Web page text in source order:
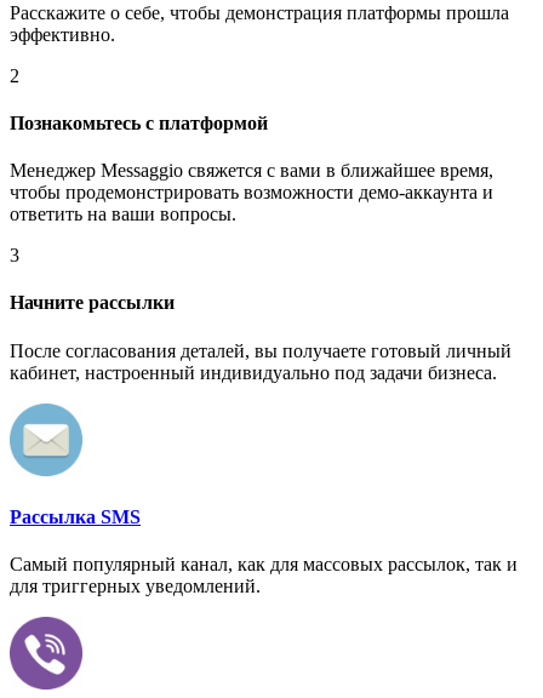
Расскажите о себе, чтобы демонстрация платформы прошла
эффективно.
2
Познакомьтесь с платформой
Менеджер Messaggio свяжется с вами в ближайшее время,
чтобы продемонстрировать возможности демо-аккаунта и
ответить на ваши вопросы.
3
Начните рассылки
После согласования деталей, вы получаете готовый личный
кабинет, настроенный индивидуально под задачи бизнеса.
Рассылка SMS
Самый популярный канал, как для массовых рассылок, так и
для триггерных уведомлений.